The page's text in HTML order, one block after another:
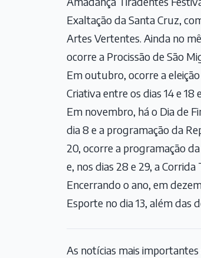
Exaltação da Santa Cruz,
Artes Vertentes. Ainda no
ocorre a Procissão de São
Em outubro, ocorre a eleição
Criativa entre os dias 14 e
Em novembro, há o Dia de
dia 8 e a programação da
20, ocorre a programação
e, nos dias 28 e 29, a Corrida
Encerrando o ano, em
Esporte no dia 13, além das
As notícias mais